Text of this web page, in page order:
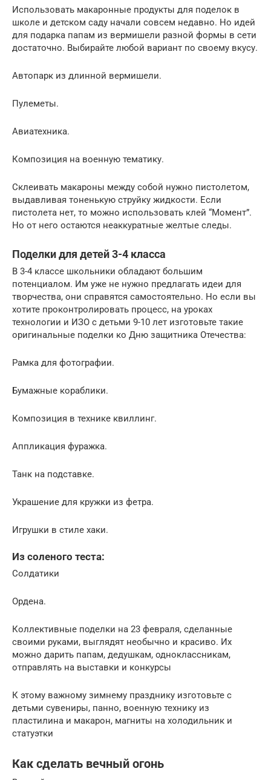
Использовать макаронные продукты для поделок в
школе и детском саду начали совсем недавно. Но идей
для подарка папам из вермишели разной формы в сети
достаточно. Выбирайте любой вариант по своему вкусу.
Автопарк из длинной вермишели.
Пулеметы.
Авиатехника.
Композиция на военную тематику.
Склеивать макароны между собой нужно пистолетом,
выдавливая тоненькую струйку жидкости. Если
пистолета нет, то можно использовать клей “Момент”.
Но от него остаются неаккуратные желтые следы.
Поделки для детей 3-4 класса
В 3-4 классе школьники обладают большим
потенциалом. Им уже не нужно предлагать идеи для
творчества, они справятся самостоятельно. Но если вы
хотите проконтролировать процесс, на уроках
технологии и ИЗО с детьми 9-10 лет изготовьте такие
оригинальные поделки ко Дню защитника Отечества:
Рамка для фотографии.
Бумажные кораблики.
Композиция в технике квиллинг.
Аппликация фуражка.
Танк на подставке.
Украшение для кружки из фетра.
Игрушки в стиле хаки.
Из соленого теста:
Солдатики
Ордена.
Коллективные поделки на 23 февраля, сделанные
своими руками, выглядят необычно и красиво. Их
можно дарить папам, дедушкам, одноклассникам,
отправлять на выставки и конкурсы
К этому важному зимнему празднику изготовьте с
детьми сувениры, панно, военную технику из
пластилина и макарон, магниты на холодильник и
статуэтки
Как сделать вечный огонь